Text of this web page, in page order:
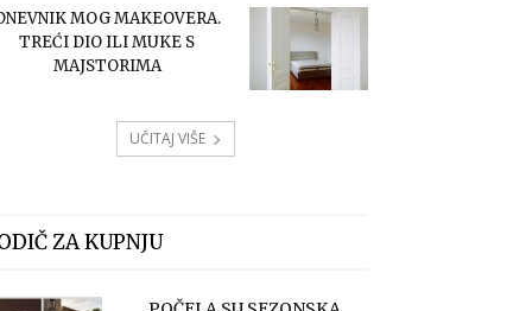
MOG MAKEOVERA.
TREĆI DIO ILI MUKE S
MAJSTORIMA
UČITAJ VIŠE
ZA KUPNJU